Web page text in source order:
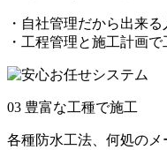
・自社管理だから出来
・工程管理と施工計画
03 豊富な工種で施工
各種防水工法、何処の